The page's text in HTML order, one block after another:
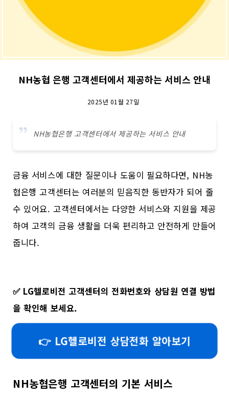
NH농협 은행 고객센터에서 제공하는 서비스 안내
2025년 01월 27일
NH농협은행 고객센터에서 제공하는 서비스 안내
금융 서비스에 대한 질문이나 도움이 필요하다면, NH농
협은행 고객센터는 여러분의 믿음직한 동반자가 되어 줄
수 있어요. 고객센터에서는 다양한 서비스와 지원을 제공
하여 고객의 금융 생활을 더욱 편리하고 안전하게 만들어
줍니다.
✅ LG헬로비전 고객센터의 전화번호와 상담원 연결 방법
을 확인해 보세요.
👉 LG헬로비전 상담전화 알아보기
NH농협은행 고객센터의 기본 서비스